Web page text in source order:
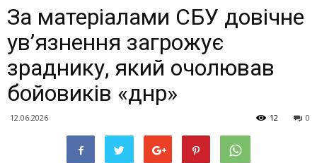
За матеріалами СБУ довічне
ув’язнення загрожує
зраднику, який очолював
бойовиків «днр»
12.06.2026 0
12